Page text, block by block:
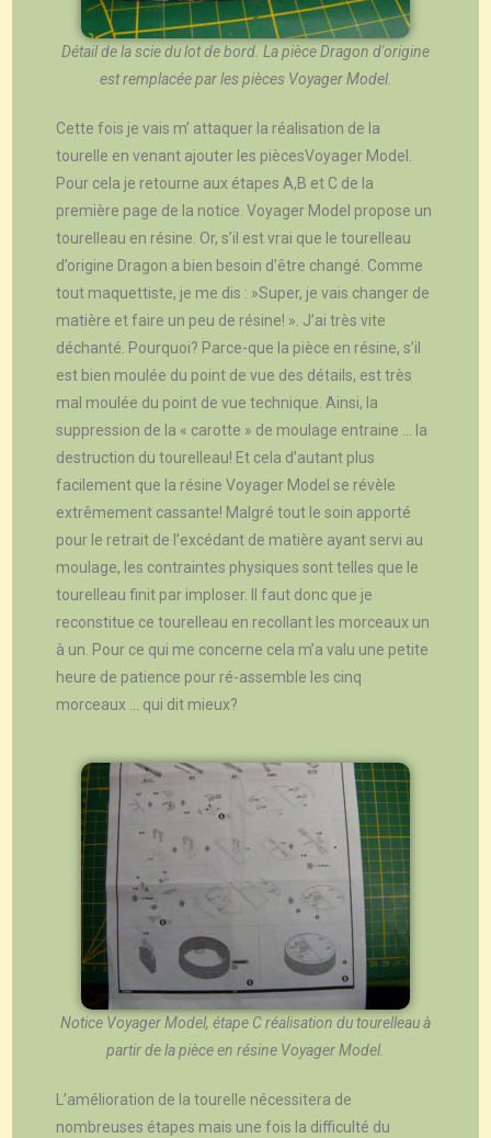
Détail de la scie du lot de bord. La pièce Dragon d'origine
est remplacée par les pièces Voyager Model.
Cette fois je vais m’ attaquer la réalisation de la
tourelle en venant ajouter les piècesVoyager Model.
Pour cela je retourne aux étapes A,B et C de la
première page de la notice. Voyager Model propose un
tourelleau en résine. Or, s’il est vrai que le tourelleau
d’origine Dragon a bien besoin d’être changé. Comme
tout maquettiste, je me dis : »Super, je vais changer de
matière et faire un peu de résine! ». J’ai très vite
déchanté. Pourquoi? Parce-que la pièce en résine, s’il
est bien moulée du point de vue des détails, est très
mal moulée du point de vue technique. Ainsi, la
suppression de la « carotte » de moulage entraine … la
destruction du tourelleau! Et cela d’autant plus
facilement que la résine Voyager Model se révèle
extrêmement cassante! Malgré tout le soin apporté
pour le retrait de l’excédant de matière ayant servi au
moulage, les contraintes physiques sont telles que le
tourelleau finit par imploser. Il faut donc que je
reconstitue ce tourelleau en recollant les morceaux un
à un. Pour ce qui me concerne cela m’a valu une petite
heure de patience pour ré-assemble les cinq
morceaux … qui dit mieux?
Notice Voyager Model, étape C réalisation du tourelleau à
partir de la pièce en résine Voyager Model.
L’amélioration de la tourelle nécessitera de
nombreuses étapes mais une fois la difficulté du